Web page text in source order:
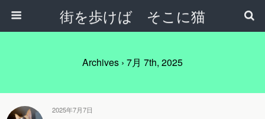
街を歩けば そこに猫
Archives › 7月 7th, 2025
2025年7月7日